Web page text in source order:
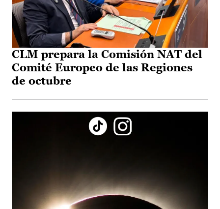
CLM prepara la Comisión NAT del
Comité Europeo de las Regiones
de octubre